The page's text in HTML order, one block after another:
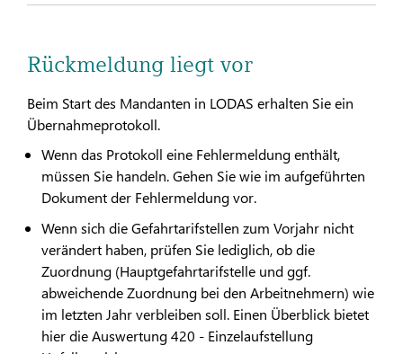
Rückmeldung liegt vor
Beim Start des Mandanten in LODAS erhalten Sie ein
Übernahmeprotokoll.
Wenn das Protokoll eine Fehlermeldung enthält,
müssen Sie handeln. Gehen Sie wie im aufgeführten
Dokument der Fehlermeldung vor.
Wenn sich die Gefahrtarifstellen zum Vorjahr nicht
verändert haben, prüfen Sie lediglich, ob die
Zuordnung (Hauptgefahrtarifstelle und ggf.
abweichende Zuordnung bei den Arbeitnehmern) wie
im letzten Jahr verbleiben soll. Einen Überblick bietet
hier die Auswertung 420 - Einzelaufstellung